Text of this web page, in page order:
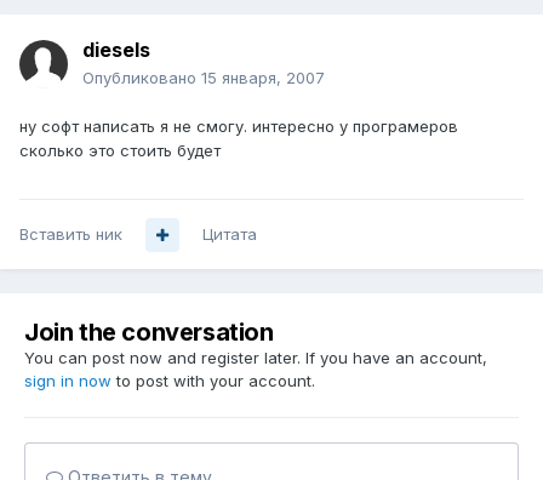
diesels
Опубликовано 15 января, 2007
ну софт написать я не смогу. интересно у програмеров
сколько это стоить будет
Вставить ник Цитата
Join the conversation
You can post now and register later. If you have an account,
sign in now to post with your account.